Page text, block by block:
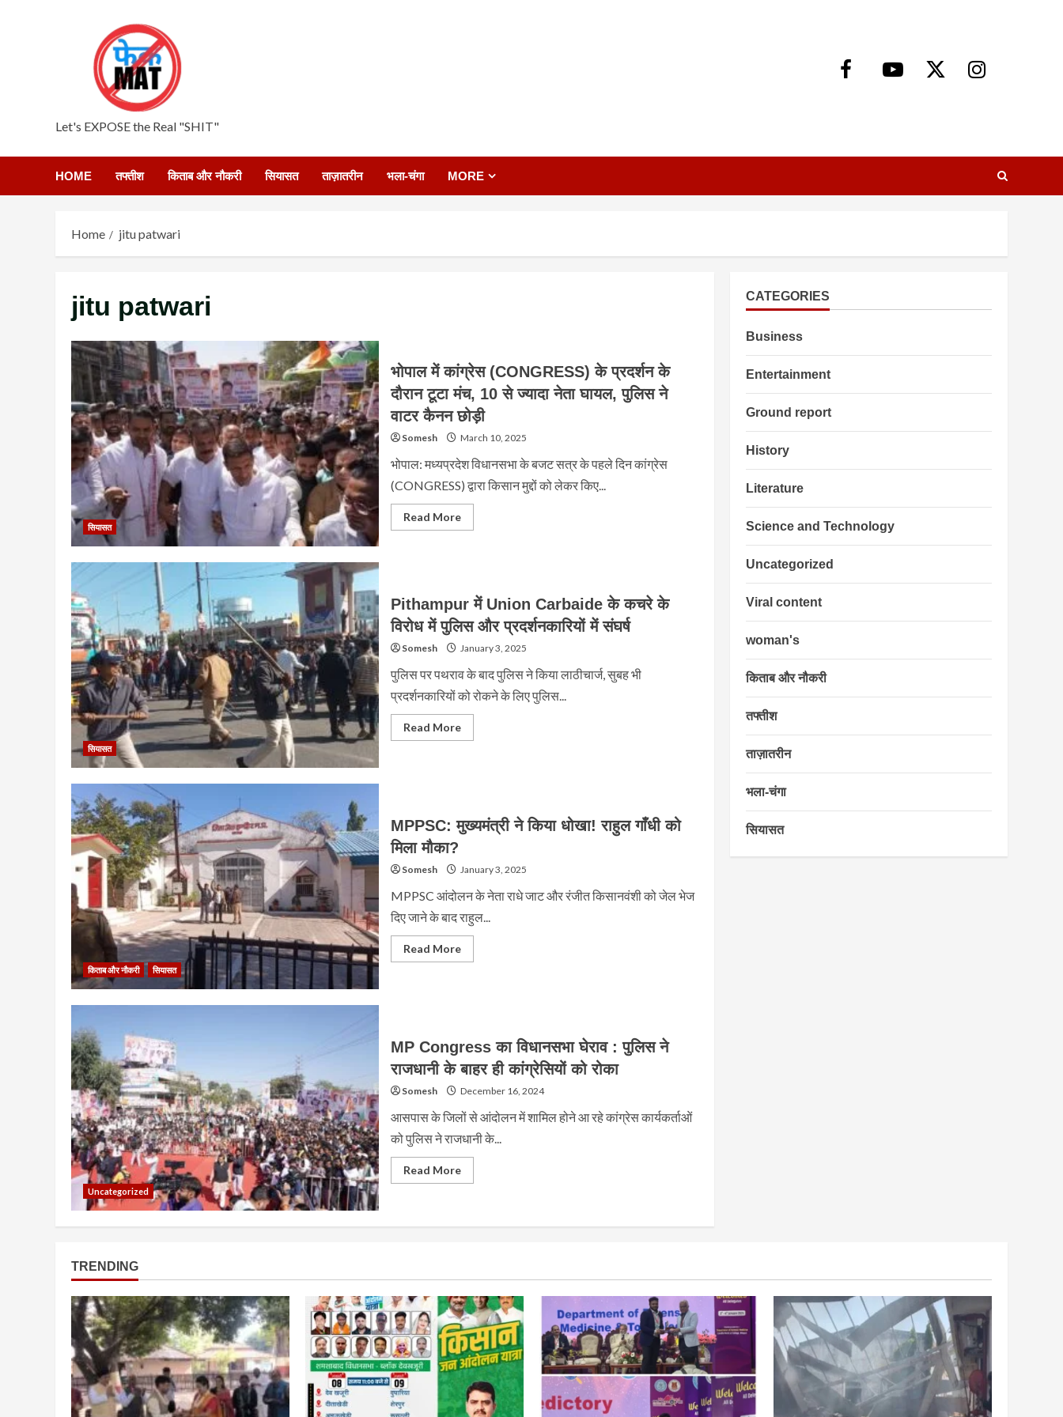
Let's EXPOSE the Real "SHIT"
FacebookYoutubeX Instagram
HOME तफ्तीश किताब और नौकरी सियासत ताज़ातरीन भला-चंगा MORE
Home jitu patwari
jitu patwari
सियासत
भोपाल में कांग्रेस (CONGRESS) के प्रदर्शन के
दौरान टूटा मंच, 10 से ज्यादा नेता घायल, पुलिस ने
वाटर कैनन छोड़ी
Somesh March 10, 2025
भोपाल: मध्यप्रदेश विधानसभा के बजट सत्र के पहले दिन कांग्रेस
(CONGRESS) द्वारा किसान मुद्दों को लेकर किए...
Read MoreRead
more
प्रदर्शन
दौरान
मंच,
से
ज्यादा
नेता
घायल,
पुलिस
ने
वाटर
सियासत
Pithampur में Union Carbaide के कचरे के
विरोध में पुलिस और प्रदर्शनकारियों में संघर्ष
Somesh January 3, 2025
पुलिस पर पथराव के बाद पुलिस ने किया लाठीचार्ज, सुबह भी
प्रदर्शनकारियों को रोकने के लिए पुलिस...
Read MoreRead
more
के
विरोध
और
में
संघर्ष
किताब और नौकरी सियासत
MPPSC: मुख्यमंत्री ने किया धोखा! राहुल गाँधी को
मिला मौका?
Somesh January 3, 2025
MPPSC आंदोलन के नेता राधे जाट और रंजीत किसानवंशी को जेल भेज
दिए जाने के बाद राहुल...
Read MoreRead
more
गाँधी
मिला
मौका?
Uncategorized
MP Congress का विधानसभा घेराव : पुलिस ने
राजधानी के बाहर ही कांग्रेसियों को रोका
Somesh December 16, 2024
आसपास के जिलों से आंदोलन में शामिल होने आ रहे कांग्रेस कार्यकर्ताओं
को पुलिस ने राजधानी के...
Read MoreRead
more
का
ने
के
बाहर
ही
कांग्रेसियों
को
रोका
CATEGORIES
Business
Entertainment
Ground report
History
Literature
Science and Technology
Uncategorized
Viral content
woman's
किताब और नौकरी
तफ्तीश
ताज़ातरीन
भला-चंगा
सियासत
TRENDING